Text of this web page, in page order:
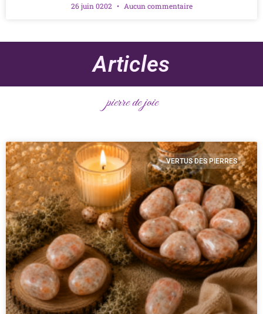
26 juin 0202 Aucun commentaire
Articles
pierre de joie
VERTUS DES PIERRES